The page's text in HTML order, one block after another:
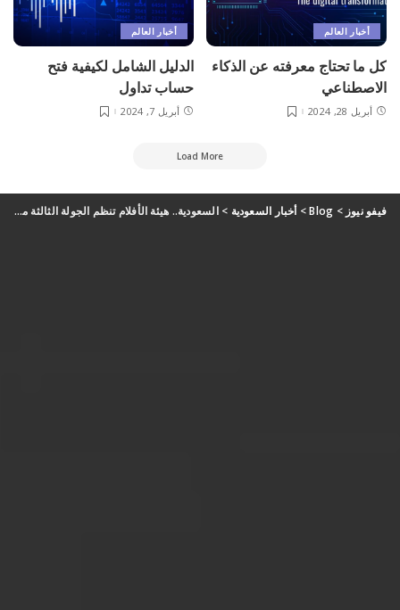
أخبار العالم
كل ما تحتاج معرفته عن الذكاء
الاصطناعي
أبريل 28, 2024
أخبار العالم
الدليل الشامل لكيفية فتح
حساب تداول
أبريل 7, 2024
Load More
فيفو نيوز >
Blog
> أخبار السعودية >السعودية.. هيئة الأفلام تنظم الجولة الثالثة من ملتقى النقد السينمائي